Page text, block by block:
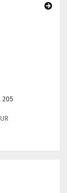
205